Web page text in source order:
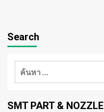
Search
ค้นหา
SMT PART & NOZZLE